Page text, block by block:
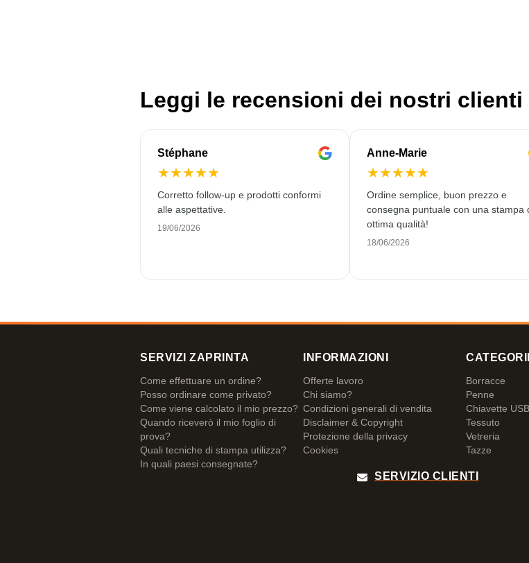
Leggi le recensioni dei nostri clienti
Stéphane
★★★★★
Corretto follow-up e prodotti conformi
alle aspettative.
19/06/2026
Anne-Marie
★★★★★
Ordine semplice, buon prezzo e
consegna puntuale con una stampa
ottima qualità!
18/06/2026
SERVIZI ZAPRINTA
Come effettuare un ordine?
Posso ordinare come privato?
Come viene calcolato il mio prezzo?
Quando riceverò il mio foglio di
prova?
Quali tecniche di stampa utilizza?
In quali paesi consegnate?
INFORMAZIONI
Offerte lavoro
Chi siamo?
Condizioni generali di vendita
Disclaimer & Copyright
Protezione della privacy
Cookies
Borracce
Penne
Chiavette USB
Tessuto
Vetreria
Tazze
SERVIZIO CLIENTI